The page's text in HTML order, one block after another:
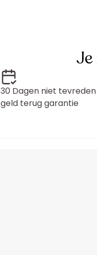
30 Dagen niet tevreden
geld terug garantie